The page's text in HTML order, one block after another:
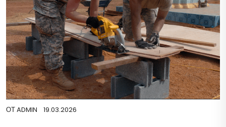
ОТADMIN 19.03.2026